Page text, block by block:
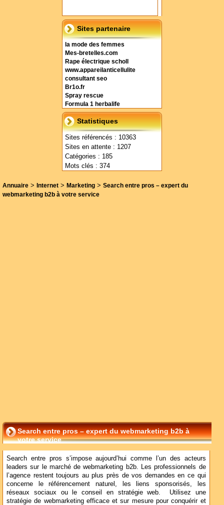
Sites partenaire
la mode des femmes
Mes-bretelles.com
Rape électrique scholl
www.appareilanticellulite
consultant seo
Br1o.fr
Spray rescue
Formula 1 herbalife
Statistiques
Sites référencés : 10363
Sites en attente : 1207
Catégories : 185
Mots clés : 374
Annuaire > Internet > Marketing > Search entre pros – expert du
webmarketing b2b à votre service
Search entre pros – expert du webmarketing b2b à
votre service
Search entre pros s’impose aujourd’hui comme l’un des acteurs
leaders sur le marché de webmarketing b2b. Les professionnels de
l’agence restent toujours au plus près de vos demandes en ce qui
concerne le référencement naturel, les liens sponsorisés, les
réseaux sociaux ou le conseil en stratégie web. Utilisez une
stratégie de webmarketing efficace et sur mesure pour conquérir et